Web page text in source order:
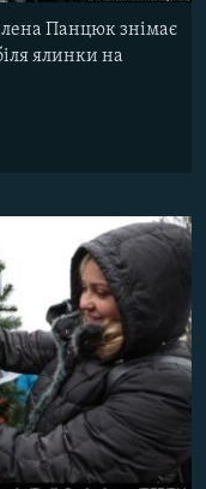
Панцюк знімає
ялинки на